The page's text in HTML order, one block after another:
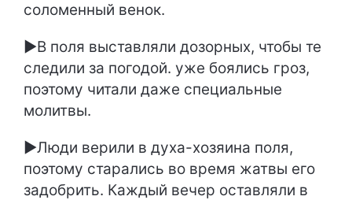
соломенный венок.
►В поля выставляли дозорных, чтобы те
следили за погодой. уже боялись гроз,
поэтому читали даже специальные
молитвы.
►Люди верили в духа-хозяина поля,
поэтому старались во время жатвы его
задобрить. Каждый вечер оставляли в